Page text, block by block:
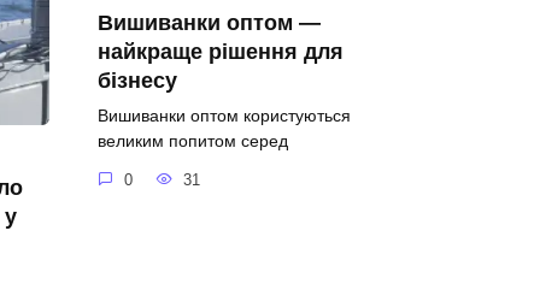
у
Вишиванки оптом —
найкраще рішення для
бізнесу
Вишиванки оптом користуються
великим попитом серед
0 31